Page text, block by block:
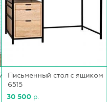
Письменный стол с ящиком
6515
30 500 р.